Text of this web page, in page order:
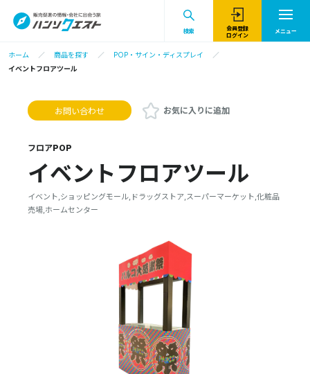
検索
会員登録
ログイン
メニュー
ホーム 商品を探す
POP・サイン・ディスプレイ
イベントフロアツール
お問い合わせ お気に入りに追加
フロアPOP
イベントフロアツール
イベント,ショッピングモール,ドラッグストア,スーパーマーケット,化粧品
売場,ホームセンター